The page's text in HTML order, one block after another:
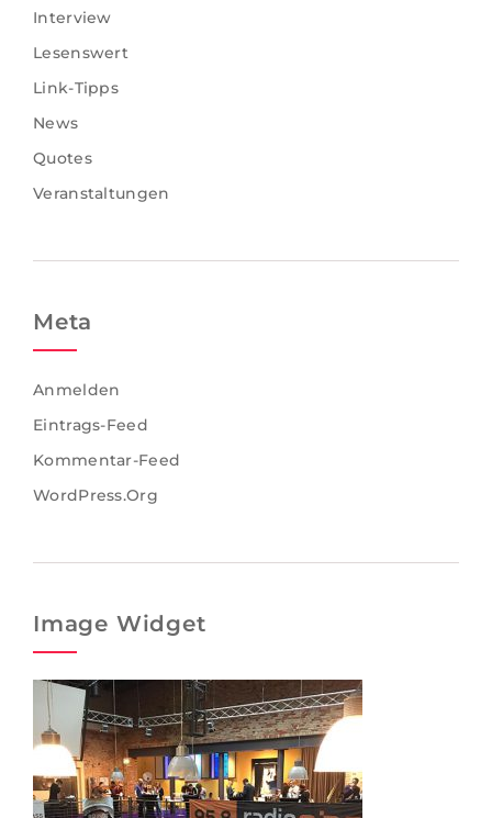
Interview
Lesenswert
Link-Tipps
News
Quotes
Veranstaltungen
Meta
Anmelden
Eintrags-Feed
Kommentar-Feed
WordPress.org
Image Widget